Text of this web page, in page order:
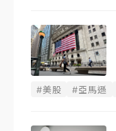
#美股 #亞馬遜